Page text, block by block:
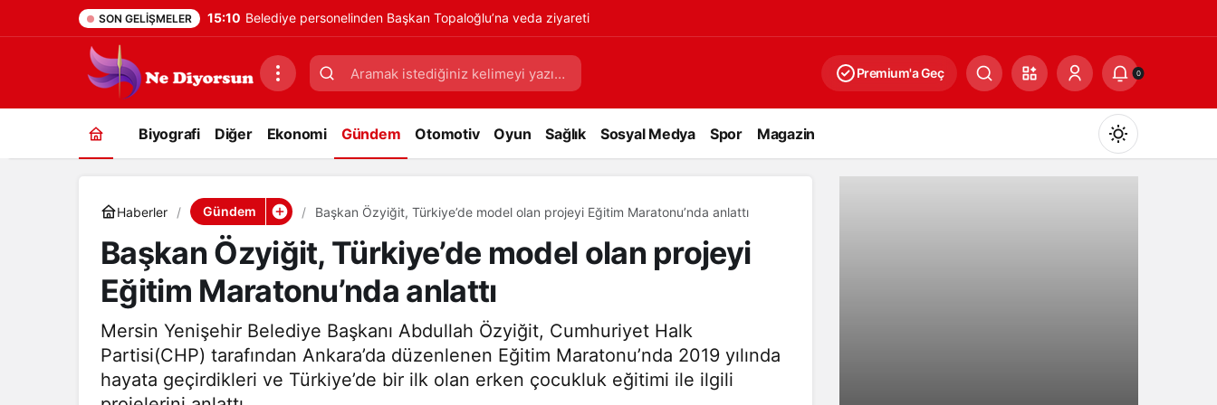
SON GELIŞMELER 15:10 Belediye personelinden Başkan Topaloğlu’na veda ziyareti
Premium'a Geç 0
Biyografi Diğer Ekonomi Gündem Otomotiv Oyun Sağlık Sosyal Medya Spor Magazin
Haberler Gündem Başkan Özyiğit, Türkiye’de model olan projeyi Eğitim Maratonu’nda anlattı
Başkan Özyiğit, Türkiye’de model olan projeyi
Eğitim Maratonu’nda anlattı
Mersin Yenişehir Belediye Başkanı Abdullah Özyiğit, Cumhuriyet Halk
Partisi(CHP) tarafından Ankara’da düzenlenen Eğitim Maratonu’nda 2019 yılında
hayata geçirdikleri ve Türkiye’de bir ilk olan erken çocukluk eğitimi ile ilgili